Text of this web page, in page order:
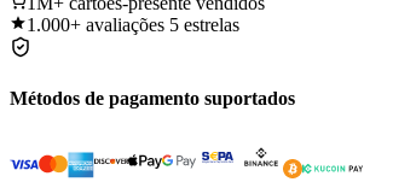
1.000+ avaliações 5 estrelas
Métodos de pagamento suportados